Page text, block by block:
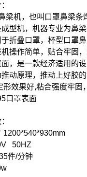
梁机，也叫口罩鼻梁条
型机，机器专业为鼻梁
折叠口罩，杯型口罩
操作简单，贴合牢固
，是一款经济适用的设
动原理，推动上好胶
形效果好,粘合强度牢固
口罩表面
1200*540*930mm
50HZ
件/分钟